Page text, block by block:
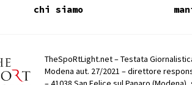
chi siamo
TheSpoRtLight.net – Testata
Modena aut. 27/2021 – direttore